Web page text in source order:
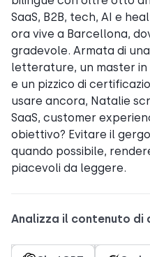
SaaS, B2B, tech, AI e
ora vive a Barcellona,
gradevole. Armata di
letterature, un master in
e un pizzico di
usare ancora, Natalie
SaaS, customer
obiettivo? Evitare il
quando possibile,
piacevoli da leggere.
Analizza il contenuto di